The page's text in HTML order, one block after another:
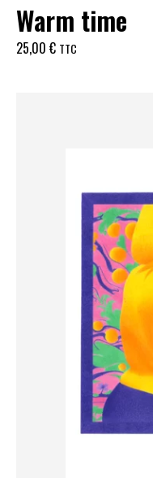
Warm time
25,00 € TTC